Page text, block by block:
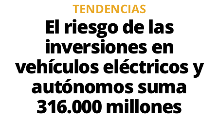
TENDENCIAS
El riesgo de las
inversiones en
vehículos eléctricos y
autónomos suma
316.000 millones